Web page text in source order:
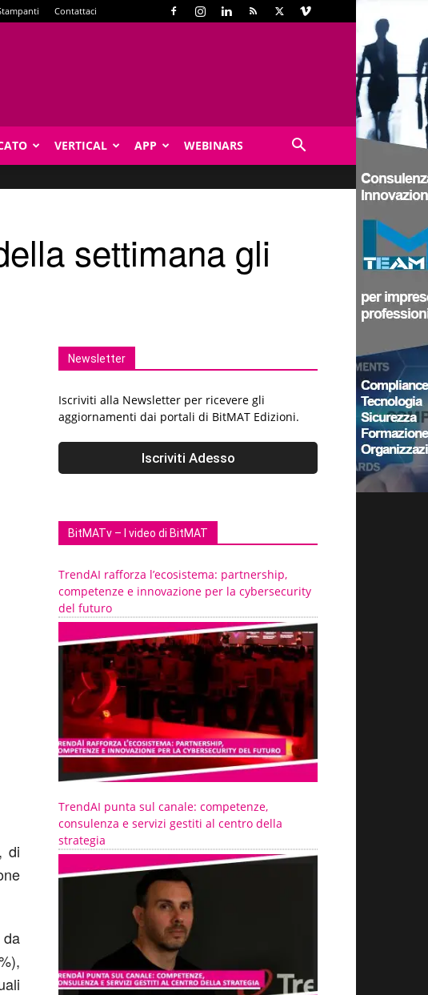
Contattaci
VERTICAL APP WEBINARS
settimana gli
di
Newsletter
Iscriviti alla Newsletter per ricevere gli
aggiornamenti dai portali di BitMAT Edizioni.
BitMATv – I video di BitMAT
TrendAI rafforza l’ecosistema: partnership,
competenze e innovazione per la cybersecurity
del futuro
TrendAI punta sul canale: competenze,
consulenza e servizi gestiti al centro della
strategia